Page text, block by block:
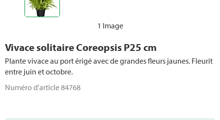
1 Image
Vivace solitaire Coreopsis P25 cm
Plante vivace au port érigé avec de grandes fleurs jaunes. Fleurit
entre juin et octobre.
Numéro d'article84768